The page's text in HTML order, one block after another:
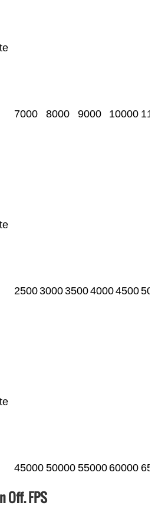
7000 8000 9000 10000
25003000350040004500
45000 50000 55000 60000
Off. FPS